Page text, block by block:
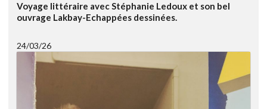
Voyage littéraire avec Stéphanie Ledoux et son bel
ouvrage Lakbay-Echappées dessinées.
24/03/26